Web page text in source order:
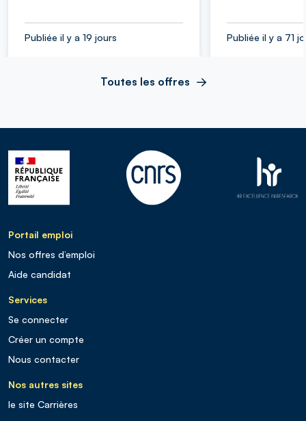
Publiée il y a 19 jours Publiée il y a 71
Toutes les offres
Portail emploi
Nos offres d’emploi
Aide candidat
Services
Se connecter
Créer un compte
Nous contacter
Nos autres sites
le site Carrières